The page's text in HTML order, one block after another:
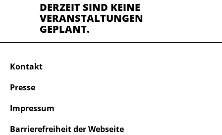
DERZEIT SIND KEINE
VERANSTALTUNGEN
GEPLANT.
Kontakt
Presse
Impressum
Barrierefreiheit der Webseite